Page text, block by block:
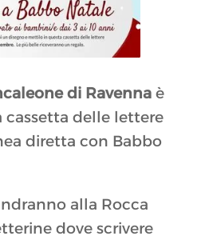
di Ravennaè
cassetta delle lettere
diretta con Babbo
alla Rocca
dove scrivere